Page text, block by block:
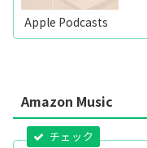
Apple Podcasts
Amazon Music